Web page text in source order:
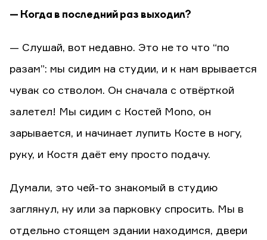
— Когда в последний раз выходил?
— Слушай, вот недавно. Это не то что “по
разам”: мы сидим на студии, и к нам врывается
чувак со стволом. Он сначала с отвёрткой
залетел! Мы сидим с Костей Mono, он
зарывается, и начинает лупить Косте в ногу,
руку, и Костя даёт ему просто подачу.
Думали, это чей-то знакомый в студию
заглянул, ну или за парковку спросить. Мы в
отдельно стоящем здании находимся, двери